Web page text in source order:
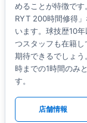
めることが特徴で
RYT 200時間修得
います。球技歴10
つスタッフも在籍
期待できるでしょ
時までの1時間のみ
す。
店舗情報